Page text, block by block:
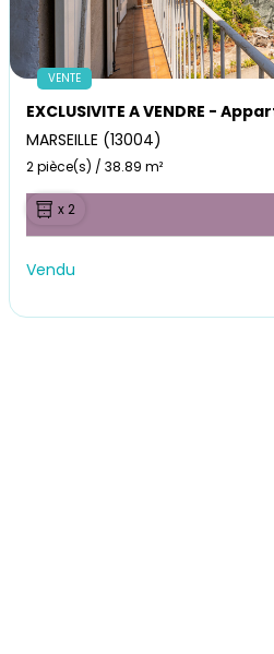
VENTE
MARSEILLE (13004)
2 pièce(s) / 38.89 m²
x 2
Vendu